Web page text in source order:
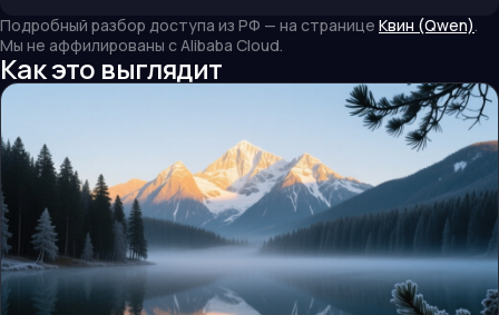
Подробный разбор доступа из РФ — на странице Квин (Qwen).
Мы не аффилированы сAlibaba Cloud.
Как это выглядит